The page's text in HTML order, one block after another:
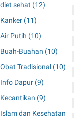
diet sehat (12)
Kanker (11)
Air Putih (10)
Buah-Buahan (10)
Obat Tradisional (10)
Info Dapur (9)
Kecantikan (9)
Islam dan Kesehatan